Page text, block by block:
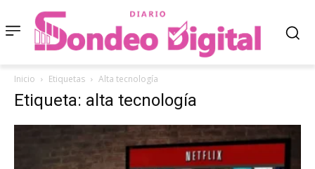
Inicio Etiquetas Alta tecnología
Etiqueta: alta tecnología